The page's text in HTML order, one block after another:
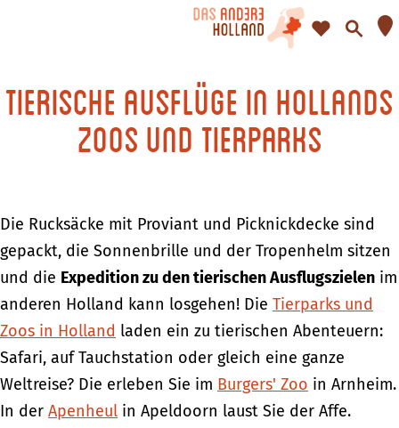
e
h
i
e
z
u
r
H
o
m
F
o
h
Tierische Ausflüge in Hollands
Zoos und Tierparks
Die Rucksäcke mit Proviant und Picknickdecke sind
gepackt, die Sonnenbrille und der Tropenhelm sitzen
und die Expedition zu den tierischen Ausflugszielen im
anderen Holland kann losgehen! Die Tierparks und
Zoos in Holland laden ein zu tierischen Abenteuern:
Safari, auf Tauchstation oder gleich eine ganze
Weltreise? Die erleben Sie im Burgers' Zoo in Arnheim.
In der Apenheul in Apeldoorn laust Sie der Affe.